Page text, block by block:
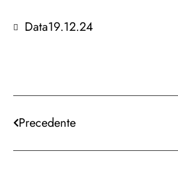
Data19.12.24
Precedente